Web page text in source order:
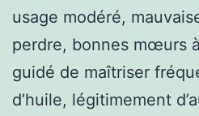
usage modéré,
perdre, bonnes mœurs
guidé de maîtriser
d’huile, légitimement